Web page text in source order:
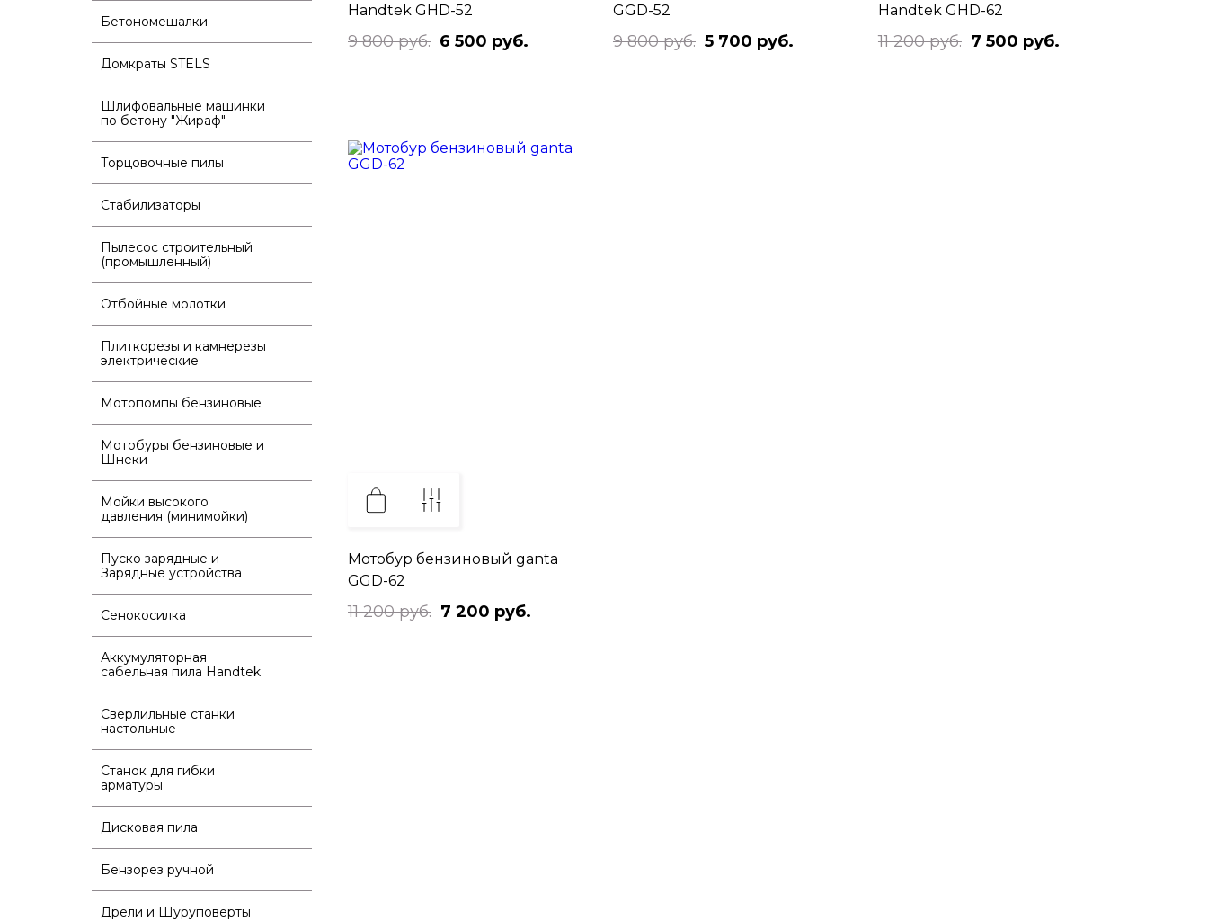
Бетономешалки
Домкраты STELS
Шлифовальные машинки
по бетону "Жираф"
Торцовочные пилы
Стабилизаторы
Пылесос строительный
(промышленный)
Отбойные молотки
Плиткорезы и камнерезы
электрические
Мотопомпы бензиновые
Мотобуры бензиновые и
Шнеки
Мойки высокого
давления (минимойки)
Пуско зарядные и
Зарядные устройства
Сенокосилка
Аккумуляторная
сабельная пила Handtek
Сверлильные станки
настольные
Станок для гибки
арматуры
Дисковая пила
Бензорез ручной
Дрели и Шуруповерты
Handtek GHD-52
9 800 руб. 6 500 руб.
GGD-52
9 800 руб. 5 700 руб.
Handtek GHD-62
11 200 руб. 7 500 руб.
Мотобур бензиновый ganta
GGD-62
11 200 руб. 7 200 руб.